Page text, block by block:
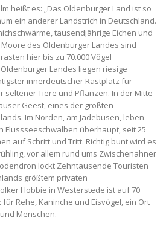
heißt es: „Das Oldenburger Land ist so
ein anderer Landstrich in Deutschland.
tausendjährige Eichen und
des Oldenburger Landes sind
hier bis zu 70.000 Vögel
Landes liegen riesige
innerdeutscher Rastplatz für
seltener Tiere und Pflanzen. In der Mitte
Geest, eines der größten
Im Norden, am Jadebusen, leben
Flussseeschwalben überhaupt, seit 25
auf Schritt und Tritt. Richtig bunt wird es
vor allem rund ums Zwischenahner
lockt Zehntausende Touristen
größtem privaten
Hobbie in Westerstede ist auf 70
Rehe, Kaninche und Eisvögel, ein Ort
Menschen.